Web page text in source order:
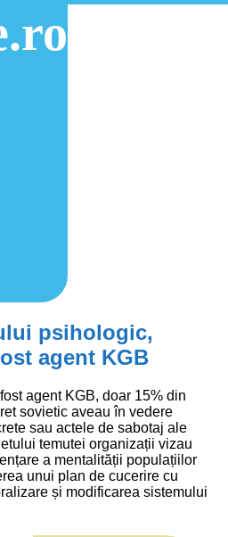
psihologic,
agent KGB
agent KGB, doar 15% din
sovietic aveau în vedere
sau actele de sabotaj ale
temutei organizații vizau
a mentalității populațiilor
unui plan de cucerire cu
și modificarea sistemului